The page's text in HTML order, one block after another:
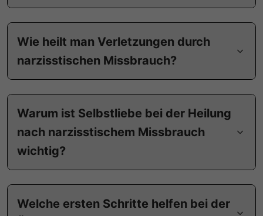
Wie heilt man Verletzungen durch
narzisstischen Missbrauch?
Warum ist Selbstliebe bei der Heilung
nach narzisstischem Missbrauch
wichtig?
Welche ersten Schritte helfen bei der